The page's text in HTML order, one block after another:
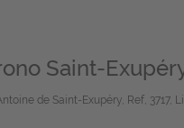
Saint-
de Saint-Exupéry, Ref, 3717,